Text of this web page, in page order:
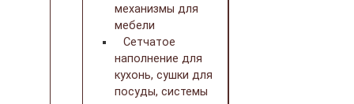
механизмы для
мебели
Сетчатое
наполнение для
кухонь, сушки для
посуды, системы